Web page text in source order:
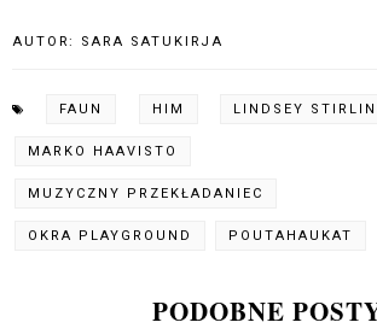
AUTOR: SARA SATUKIRJA
FAUN HIM LINDSEY
MARKO HAAVISTO
MUZYCZNY PRZEKŁADANIEC
OKRA PLAYGROUND POUTAHAUKAT
PODOBNE